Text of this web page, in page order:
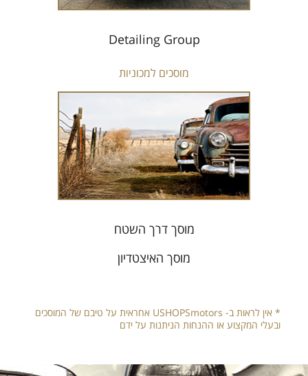
Detailing Group
מוסכים למכוניות
מוסך דרך השטח
מוסך האיצטדיון
* אין לראות ב- USHOPSmotors אחראית על טיבם של המוסכים
ובעלי המקצוע או ההנחות הניתנות על ידם